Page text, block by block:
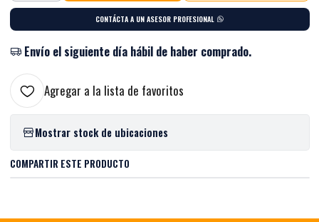
CONTÁCTA A UN ASESOR PROFESIONAL
Envío el siguiente día hábil de haber comprado.
Agregar a la lista de favoritos
Mostrar stock de ubicaciones
COMPARTIR ESTE PRODUCTO